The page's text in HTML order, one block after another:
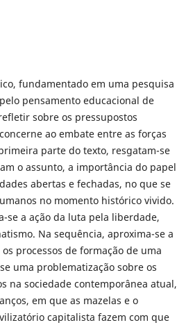
fundamentado em uma pesquisa
pensamento educacional de
sobre os pressupostos
ao embate entre as forças
parte do texto, resgatam-se
o assunto, a importância do papel
abertas e fechadas, no que se
no momento histórico vivido.
se a ação da luta pela liberdade,
Na sequência, aproxima-se a
processos de formação de uma
uma problematização sobre os
na sociedade contemporânea atual,
em que as mazelas e o
capitalista fazem com que